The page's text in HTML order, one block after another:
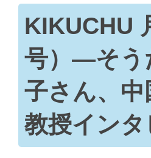
KIKUCHU
号）―そう
子さん、中
教授インタ